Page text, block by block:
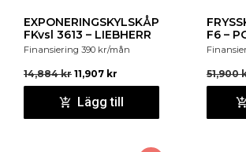
EXPONERINGSKYLSKÅP
FKvsl 3613 – LIEBHERR
Finansiering 390 kr/mån
14,884kr 11,907 kr
Lägg till
F6 –
51,900